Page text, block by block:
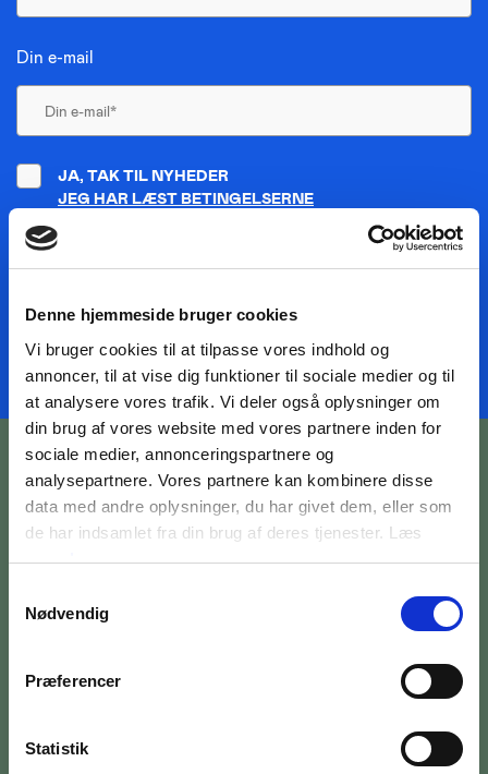
Denne hjemmeside bruger cookies
Vi bruger cookies til at tilpasse vores indhold og
annoncer, til at vise dig funktioner til sociale medier og til
at analysere vores trafik. Vi deler også oplysninger om
din brug af vores website med vores partnere inden for
sociale medier, annonceringspartnere og
analysepartnere. Vores partnere kan kombinere disse
data med andre oplysninger, du har givet dem, eller som
de har indsamlet fra din brug af deres tjenester. Læs
mereher
Nødvendig
Præferencer
Statistik
Din e-mail
JA, TAK TIL NYHEDER
JEG HAR LÆST BETINGELSERNE
TILMELD NYHEDSMAIL
BILETTER OG ÅBNINGSTIDER
OM MUSEET
SØG PÅ BRANDTS